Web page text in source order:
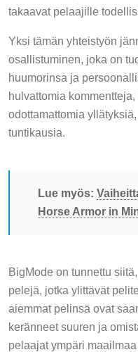
takaavat pelaajille
Yksi tämän yhteistyön
osallistuminen, joka on
huumorinsa ja
hulvattomia
odottamattomia
tuntikausia.
Lue myös:
Horse Armor in
BigMode on tunnettu
pelejä, jotka ylittävät
aiemmat pelinsä ovat
keränneet suuren ja
pelaajat ympäri